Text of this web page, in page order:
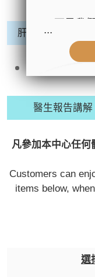
肝纖維化檢查
醫生報告講
凡參加本中心任何
Customers can
items below,
選
- 公司名
Central
心42樓
D1）
- 服務熱線
- 電子郵箱
「中環專
康人士提
一站式進
解，請隨
...